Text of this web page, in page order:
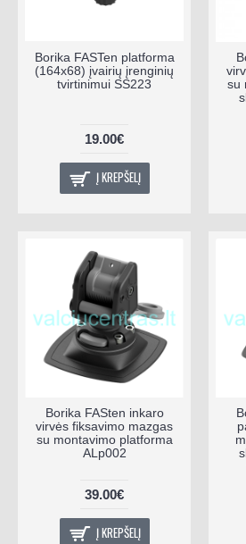
Borika FASTen platforma
(164x68) įvairių įrenginių
tvirtinimui SS223
19.00€
Į KREPŠELĮ
su
Borika FASten inkaro
virvės fiksavimo mazgas
su montavimo platforma
ALp002
39.00€
Į KREPŠELĮ